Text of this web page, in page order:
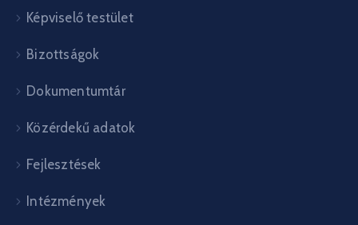
Képviselő testület
Bizottságok
Dokumentumtár
Közérdekű adatok
Fejlesztések
Intézmények